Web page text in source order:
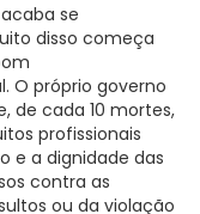
se
disso começa
O próprio governo
de cada 10 mortes,
profissionais
e a dignidade das
contra as
ou da violação